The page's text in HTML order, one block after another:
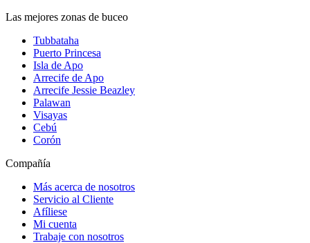
Las mejores zonas de buceo
Tubbataha
Puerto Princesa
Isla de Apo
Arrecife de Apo
Arrecife Jessie Beazley
Palawan
Visayas
Cebú
Corón
Compañía
Más acerca de nosotros
Servicio al Cliente
Afíliese
Mi cuenta
Trabaje con nosotros